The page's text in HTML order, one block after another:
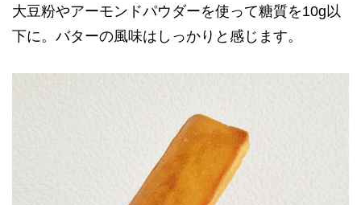
大豆粉やアーモンドパウダーを使って糖質を10g以
下に。バターの風味はしっかりと感じます。